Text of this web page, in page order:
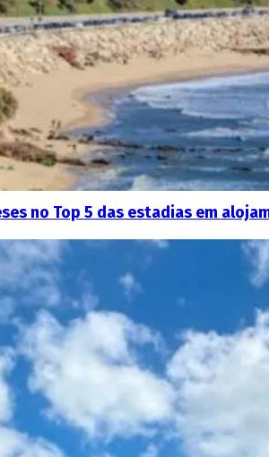
no Top 5 das estadias em